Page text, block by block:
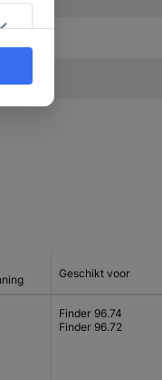
Geschikt voor
Finder 96.74
Finder 96.72